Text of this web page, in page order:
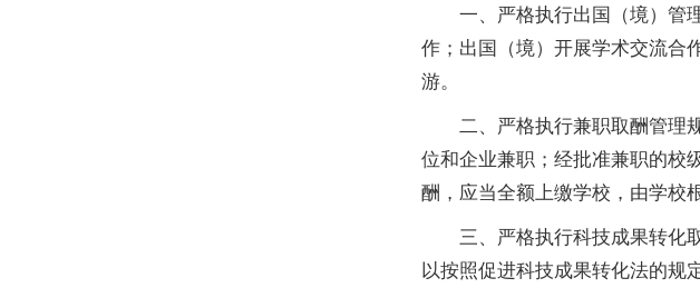
一、严格执行出国（境）管理
作；出国（境）开展学术交流合
游。
二、严格执行兼职取酬管理规
位和企业兼职；经批准兼职的校
酬，应当全额上缴学校，由学校
三、严格执行科技成果转化取
以按照促进科技成果转化法的规